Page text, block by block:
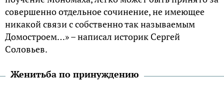
совершенно отдельное сочинение, не имеющее
никакой связи с собственно так называемым
Домостроем…» – написал историк Сергей
Соловьев.
Женитьба по принуждению